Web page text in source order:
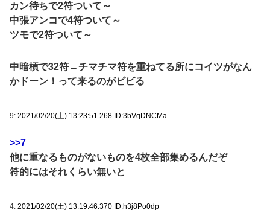
カン待ちで2符ついて～
中張アンコで4符ついて～
ツモで2符ついて～
中暗槓で32符←チマチマ符を重ねてる所にコイツがなん
かドーン！って来るのがビビる
9: 2021/02/20(土) 13:23:51.268 ID:3bVqDNCMa
>>7
他に重なるものがないものを4枚全部集めるんだぞ
符的にはそれくらい無いと
4: 2021/02/20(土) 13:19:46.370 ID:h3j8Po0dp